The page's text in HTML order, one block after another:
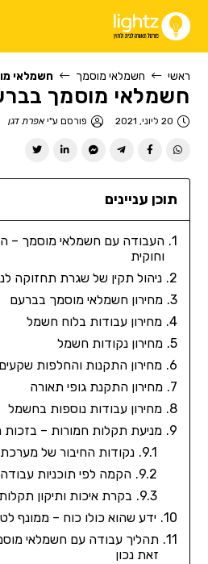
ראשי חשמלאי מוסמך חשמלאי
חשמלאי מוסמך
20 ליוני, 2021 פורסם ע"יאפרת דגן
תוכן עניינים
העבודה עם חשמלאי מוסמך –
וחוקית
ניהול תקין של שגרת תחזוקה
מחירון חשמלאי מוסמך בברעם
מחירון עבודות בלוח חשמל
מחירון נקודות חשמל
מחירון התקנות והחלפות
מחירון התקנת גופי תאורה
מחירון עבודות נוספות בחשמל
מניעת תקלות חמורות –
נקודות החיבור של
הקמה לפי תוכניות עבודה
בקרת איכות ותיקון תקלות
ידע שהוא כולו כוח – ממונף
תהליך עבודה עם חשמלאי
זאת נכון